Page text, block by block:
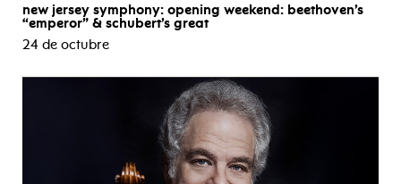
new jersey symphony: opening weekend: beethoven’s
“emperor” & schubert’s great
24 de octubre